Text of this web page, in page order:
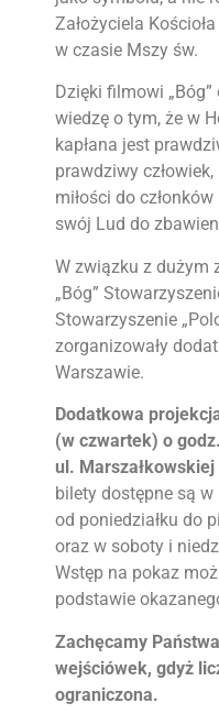
Założyciela
w czasie Mszy św.
Dzięki filmowi
wiedzę o tym, że w
kapłana jest
prawdziwy
miłości do
swój Lud do
W związku z dużym
„Bóg”
Stowarzyszenie
zorganizowały
Warszawie.
Dodatkowa
(w czwartek) o
ul.
bilety dostępne są
od poniedziałku do
oraz w soboty i
Wstęp na pokaz
podstawie
Zachęcamy
wejściówek, gdyż
ograniczona.